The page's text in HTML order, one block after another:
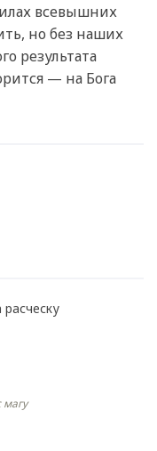
всевышних
но без наших
результата
— на Бога
магу